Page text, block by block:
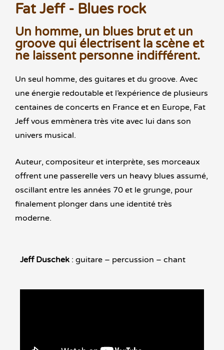
Fat Jeff - Blues rock
Un homme, un blues brut et un
groove qui électrisent la scène et
ne laissent personne indifférent.
Un seul homme, des guitares et du groove. Avec
une énergie redoutable et l’expérience de plusieurs
centaines de concerts en France et en Europe, Fat
Jeff vous emmènera très vite avec lui dans son
univers musical.
Auteur, compositeur et interprète, ses morceaux
offrent une passerelle vers un heavy blues assumé,
oscillant entre les années 70 et le grunge, pour
finalement plonger dans une identité très
moderne.
Jeff Duschek : guitare – percussion – chant